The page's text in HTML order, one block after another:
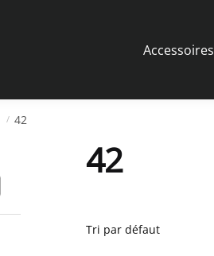
Accessoires
/ 42
42